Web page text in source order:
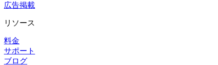
広告掲載
リソース
料金
サポート
ブログ